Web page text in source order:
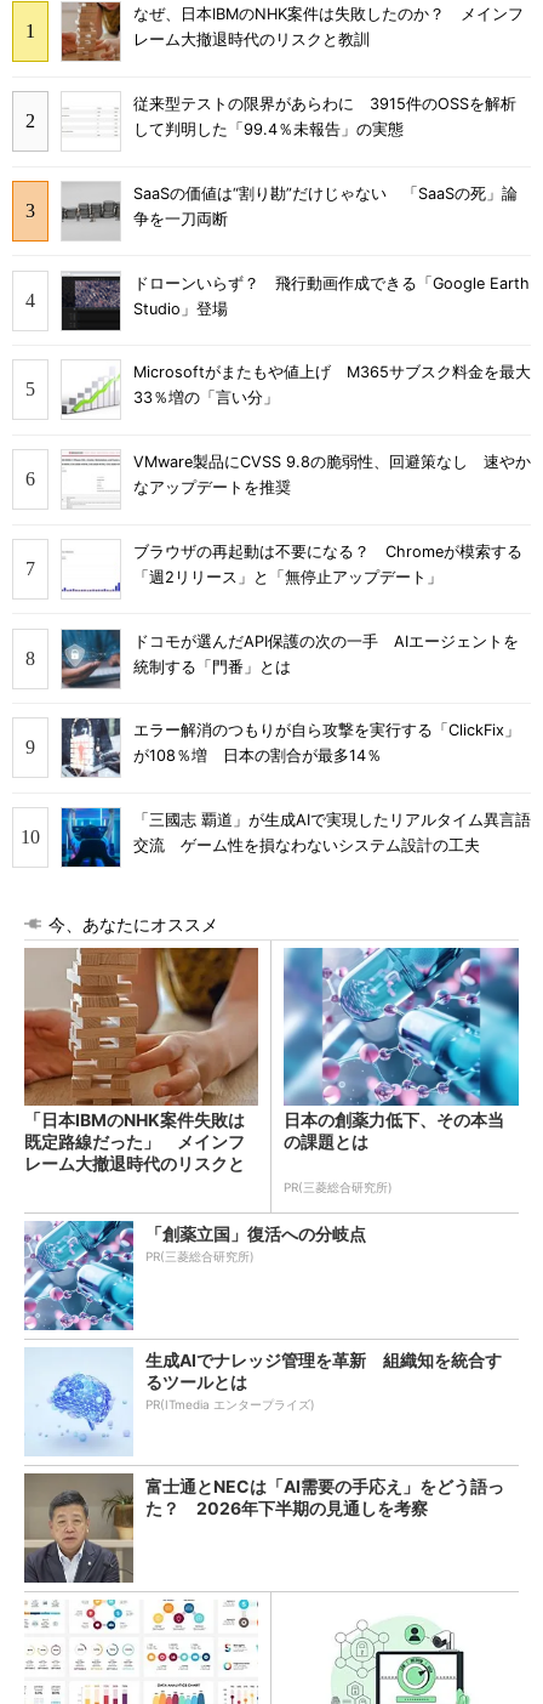
なぜ、日本IBMのNHK案件は失敗したのか？ メインフ
レーム大撤退時代のリスクと教訓
従来型テストの限界があらわに 3915件のOSSを解析
して判明した「99.4％未報告」の実態
SaaSの価値は“割り勘”だけじゃない 「SaaSの死」論
争を一刀両断
ドローンいらず？ 飛行動画作成できる「Google Earth
Studio」登場
Microsoftがまたもや値上げ M365サブスク料金を最大
33％増の「言い分」
VMware製品にCVSS 9.8の脆弱性、回避策なし 速やか
なアップデートを推奨
ブラウザの再起動は不要になる？ Chromeが模索する
「週2リリース」と「無停止アップデート」
ドコモが選んだAPI保護の次の一手 AIエージェントを
統制する「門番」とは
エラー解消のつもりが自ら攻撃を実行する「ClickFix」
が108％増 日本の割合が最多14％
「三國志 覇道」が生成AIで実現したリアルタイム異言語
交流 ゲーム性を損なわないシステム設計の工夫
今、あなたにオススメ
「日本IBMのNHK案件失敗は
既定路線だった」 メインフ
レーム大撤退時代のリスクと
日本の創薬力低下、その本当
の課題とは
PR(三菱総合研究所)
「創薬立国」復活への分岐点
PR(三菱総合研究所)
生成AIでナレッジ管理を革新 組織知を統合す
るツールとは
PR(ITmedia エンタープライズ)
富士通とNECは「AI需要の手応え」をどう語っ
た？ 2026年下半期の見通しを考察